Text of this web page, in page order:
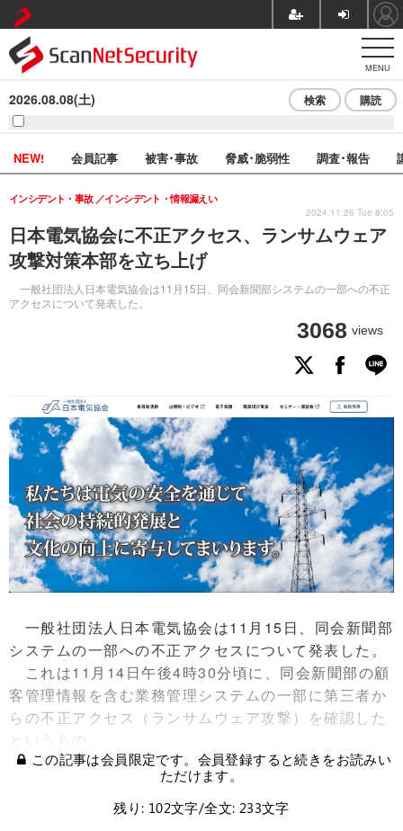
MENU
2026.08.08(土) 検索 購読
NEW! 会員記事 被害･事故 脅威･脆弱性 調査･報告
日本電気協会に不正アクセス、ランサムウェア
攻撃対策本部を立ち上げ
一般社団法人日本電気協会は11月15日、同会新聞部システムの一部への不正
アクセスについて発表した。
インシデント・事故 インシデント・情報漏えい
3068 views
2024.11.26 Tue 8:05
一般社団法人日本電気協会は11月15日、同会新聞部
システムの一部への不正アクセスについて発表した。
これは11月14日午後4時30分頃に、同会新聞部の顧
客管理情報を含む業務管理システムの一部に第三者か
らの不正アクセス（ランサムウェア攻撃）を確認した
というもの。
この記事は会員限定です。会員登録すると続きをお読みい
ただけます。
残り: 102文字/全文: 233文字